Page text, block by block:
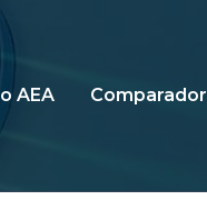
AEA Comparador